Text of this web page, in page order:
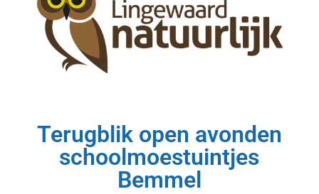
Terugblik open avonden
schoolmoestuintjes
Bemmel